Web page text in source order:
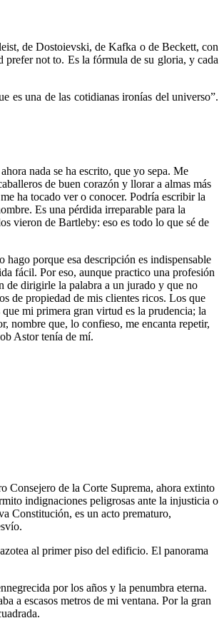
de Dostoievski, de Kafka o de Beckett, con
not to. Es la fórmula de su gloria, y cada
es una de las cotidianas ironías del universo”.
nada se ha escrito, que yo sepa. Me
de buen corazón y llorar a almas más
ha tocado ver o conocer. Podría escribir la
Es una pérdida irreparable para la
vieron de Bartleby: eso es todo lo que sé de
porque esa descripción es indispensable
fácil. Por eso, aunque practico una profesión
de dirigirle la palabra a un jurado y que no
de propiedad de mis clientes ricos. Los que
mi primera gran virtud es la prudencia; la
nombre que, lo confieso, me encanta repetir,
Astor tenía de mí.
Consejero de la Corte Suprema, ahora extinto
indignaciones peligrosas ante la injusticia o
Constitución, es un acto prematuro,
al primer piso del edificio. El panorama
por los años y la penumbra eterna.
a escasos metros de mi ventana. Por la gran